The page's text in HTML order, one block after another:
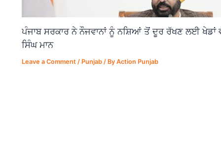
ਪੰਜਾਬ ਸਰਕਾਰ ਨੇ ਨੌਜਵਾਨਾਂ ਨੂੰ ਨਸ਼ਿਆਂ ਤੋਂ ਦੂਰ ਰੱਖਣ ਲਈ ਖੇਡਾਂ
ਸਿੰਘ ਮਾਨ
Leave a Comment / Punjab / ByAction Punjab